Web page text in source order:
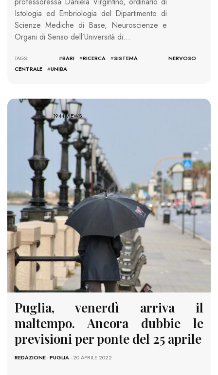
Istologia ed Embriologia del Dipartimento di
Scienze Mediche di Base, Neuroscienze e
Organi di Senso dell’Università di…
TAGS: #BARI #RICERCA #SISTEMA NERVOSO
CENTRALE
#UNIBA
1944 VIEWS
Puglia, venerdì arriva il
maltempo. Ancora dubbie le
previsioni per ponte del 25 aprile
REDAZIONE-PUGLIA- 20 APRILE 2022